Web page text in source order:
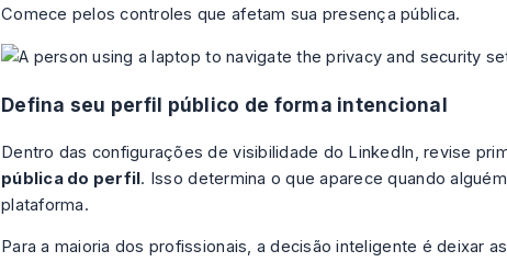
Comece pelos controles que afetam sua presença pública.
Defina seu perfil público de forma intencional
Dentro das configurações de visibilidade do LinkedIn, revise
pública do perfil. Isso determina o que aparece quando
plataforma.
Para a maioria dos profissionais, a decisão inteligente é deixar